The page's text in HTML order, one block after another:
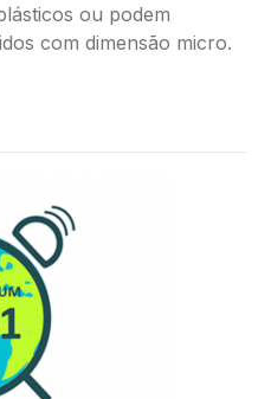
ou podem
com dimensão micro.